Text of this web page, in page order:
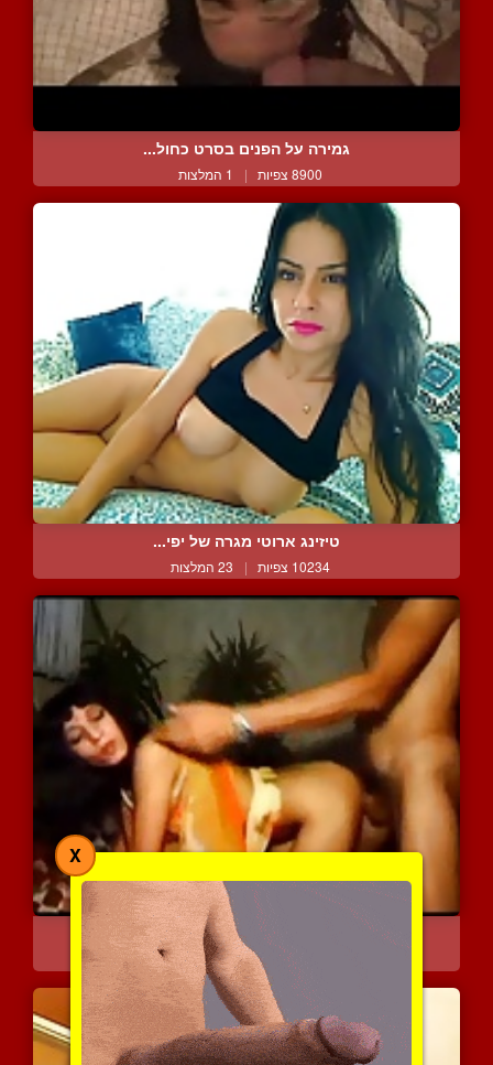
גמירה על הפנים בסרט כחול...
8900 צפיות | 1 המלצות
טיזינג ארוטי מגרה של יפי...
10234 צפיות | 23 המלצות
סקס מצרי חם עם כוסית שאו...
20458 צפיות | 15 המלצות
X